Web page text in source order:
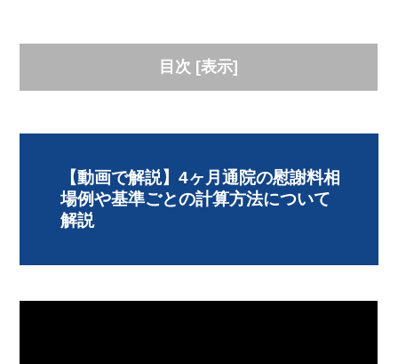
目次 [表示]
【動画で解説】4ヶ月通院の慰謝料相
場例や基準ごとの計算方法について
解説